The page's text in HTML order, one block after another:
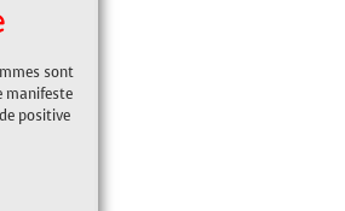
sont
manifeste
positive